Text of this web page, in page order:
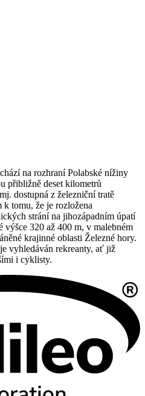
na rozhraní Polabské nížiny
přibližně deset kilometrů
dostupná z železniční tratě
tomu, že je rozložena
strání na jihozápadním úpatí
výšce 320 až 400 m, v malebném
krajinné oblasti Železné hory.
vyhledáván rekreanty, ať již
i cyklisty.